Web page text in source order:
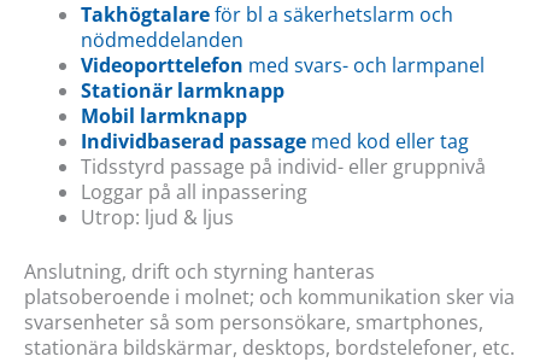
Takhögtalareför bl a säkerhetslarm och
nödmeddelanden
Videoporttelefon med svars- och larmpanel
Stationär larmknapp
Mobil larmknapp
Individbaserad passagemed kod eller tag
Tidsstyrd passage på individ- eller gruppnivå
Loggar på all inpassering
Utrop: ljud & ljus
Anslutning, drift och styrning hanteras
platsoberoende i molnet; och kommunikation sker via
svarsenheter så som personsökare, smartphones,
stationära bildskärmar, desktops, bordstelefoner, etc.